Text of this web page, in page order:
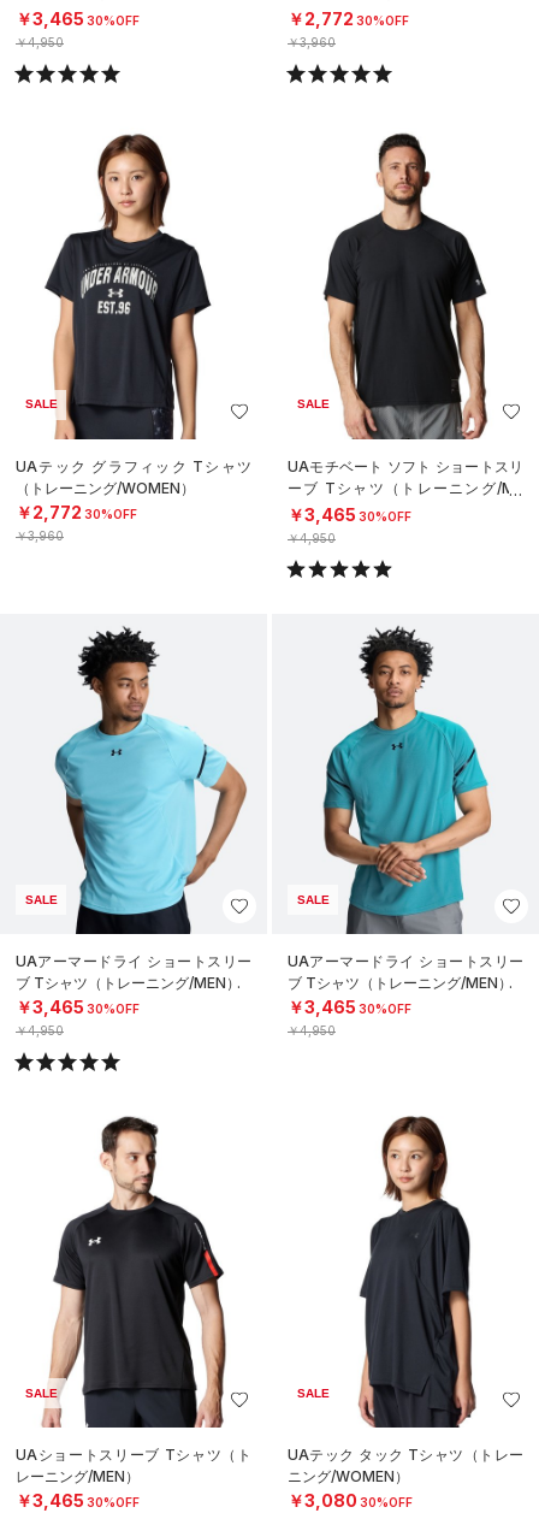
N）
￥3,465 30%OFF
￥4,950
EN）
￥2,772 30%OFF
￥3,960
SALE
UAテック グラフィック Tシャツ
（トレーニング/WOMEN）
￥2,772 30%OFF
￥3,960
SALE
UAモチベート ソフト ショートスリ
ーブ Tシャツ（トレーニング/ME
N）
￥3,465 30%OFF
￥4,950
SALE
UAアーマードライ ショートスリー
ブ Tシャツ（トレーニング/MEN）
￥3,465 30%OFF
￥4,950
SALE
UAアーマードライ ショートスリー
ブ Tシャツ（トレーニング/MEN）
￥3,465 30%OFF
￥4,950
SALE
UAショートスリーブ Tシャツ（ト
レーニング/MEN）
￥3,465 30%OFF
SALE
UAテック タック Tシャツ（トレー
ニング/WOMEN）
￥3,080 30%OFF